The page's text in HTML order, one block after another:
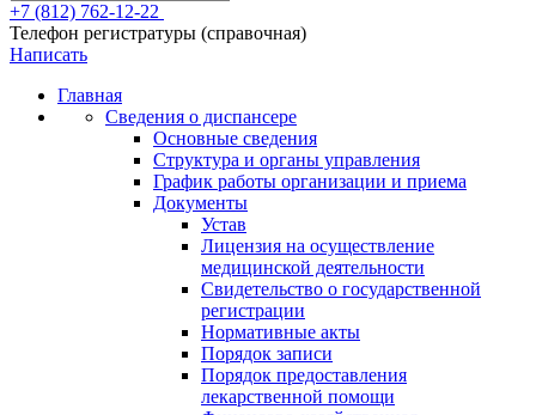
+7 (812) 762-12-22
Телефон регистратуры (справочная)
Написать
Главная
Сведения о диспансере
Основные сведения
Структура и органы управления
График работы организации и приема
Документы
Устав
Лицензия на осуществление
медицинской деятельности
Свидетельство о государственной
регистрации
Нормативные акты
Порядок записи
Порядок предоставления
лекарственной помощи